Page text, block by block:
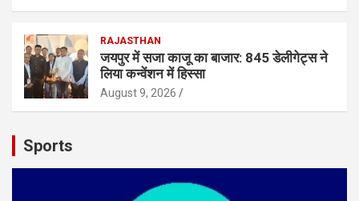
RAJASTHAN
जयपुर में सजा काजू का बाजार: 845 डेलीगेट्स ने
लिया कन्वेंशन में हिस्सा
August 9, 2026
Sports